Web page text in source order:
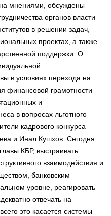
мнениями, обсуждены
органов власти
в решении задач,
проектах, а также
поддержки. О
в условиях перехода на
финансовой грамотности
и
в вопросах льготного
кадрового конкурса
и Инал Кушхов. Сегодня
КБР, выстраивать
взаимодействия и
банковским
уровне, реагировать
отвечать на
это касается системы